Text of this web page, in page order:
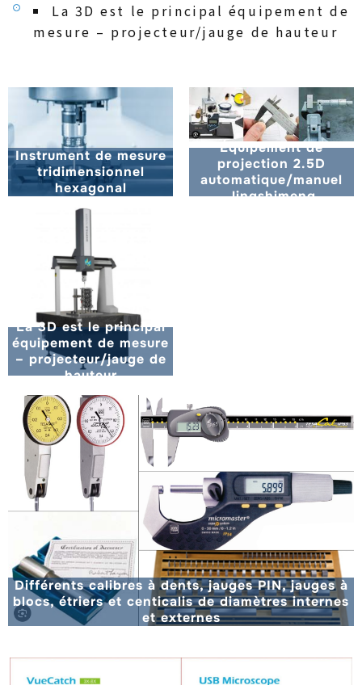
La 3D est le principal équipement de
mesure – projecteur/jauge de hauteur
Instrument de mesure
tridimensionnel
hexagonal
Équipement de
projection 2.5D
automatique/manuel
Jingshimeng
La 3D est le principal
équipement de mesure
– projecteur/jauge de
hauteur
Différents calibres à dents, jauges PIN, jauges à
blocs, étriers et centicalis de diamètres internes
et externes